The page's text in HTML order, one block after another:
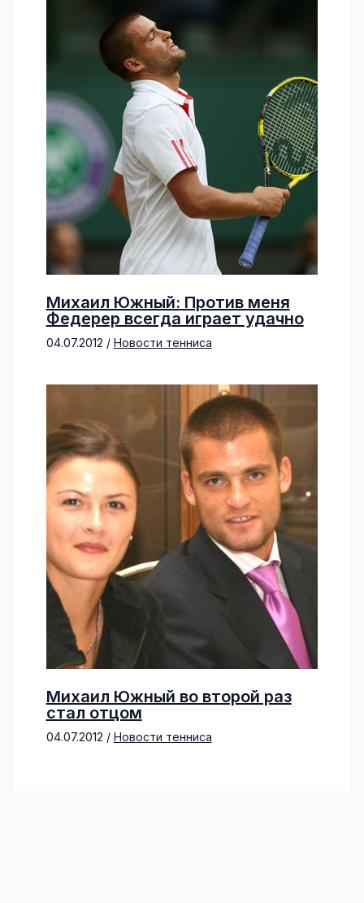
Михаил Южный: Против меня
Федерер всегда играет удачно
04.07.2012 / Новости тенниса
Михаил Южный во второй раз
стал отцом
04.07.2012 / Новости тенниса